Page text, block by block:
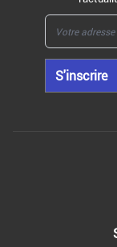
S'inscrire